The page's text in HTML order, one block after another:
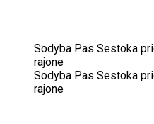
Sodyba Pas Sestoka
rajone
Sodyba Pas Sestoka
rajone